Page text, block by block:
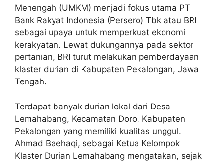
Menengah (UMKM) menjadi fokus utama PT
Bank Rakyat Indonesia (Persero) Tbk atau BRI
sebagai upaya untuk memperkuat ekonomi
kerakyatan. Lewat dukungannya pada sektor
pertanian, BRI turut melakukan pemberdayaan
klaster durian di Kabupaten Pekalongan, Jawa
Tengah.
Terdapat banyak durian lokal dari Desa
Lemahabang, Kecamatan Doro, Kabupaten
Pekalongan yang memiliki kualitas unggul.
Ahmad Baehaqi, sebagai Ketua Kelompok
Klaster Durian Lemahabang mengatakan, sejak